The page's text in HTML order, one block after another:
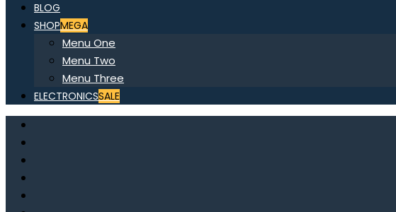
BLOG
SHOPMEGA
Menu One
Menu Two
Menu Three
ELECTRONICSSALE